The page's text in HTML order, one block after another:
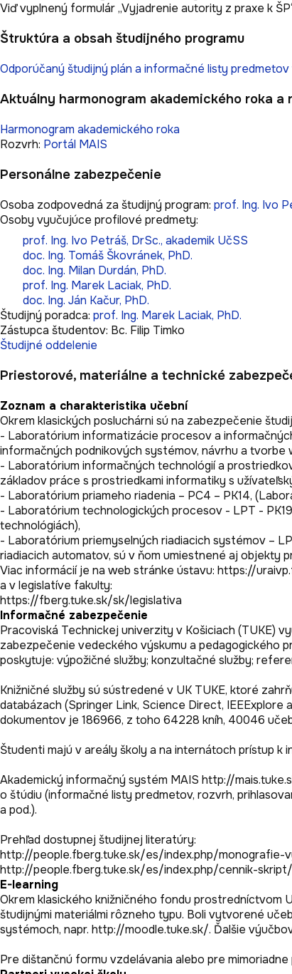
Viď vyplnený formulár „Vyjadrenie autority z praxe k
Štruktúra a obsah študijného programu
Odporúčaný študijný plán a informačné listy
Aktuálny harmonogram akademického roka a
Harmonogram akademického roka
Rozvrh: Portál MAIS
Personálne zabezpečenie
Osoba zodpovedná za študijný program: prof. Ing. Ivo
Osoby vyučujúce profilové predmety:
prof. Ing. Ivo Petráš, DrSc., akademik UčSS
doc. Ing. Tomáš Škovránek, PhD.
doc. Ing. Milan Durdán, PhD.
prof. Ing. Marek Laciak, PhD.
doc. Ing. Ján Kačur, PhD.
Študijný poradca: prof. Ing. Marek Laciak, PhD.
Zástupca študentov: Bc. Filip Timko
Študijné oddelenie
Priestorové, materiálne a technické
Zoznam a charakteristika učební
Okrem klasických posluchárni sú na zabezpečenie
- Laboratórium informatizácie procesov a
informačných podnikových systémov, návrhu a tvorbe
- Laboratórium informačných technológií a
základov práce s prostriedkami informatiky s
- Laboratórium priameho riadenia – PC4 – PK14,
- Laboratórium technologických procesov - LPT -
technológiách),
- Laboratórium priemyselných riadiacich systémov –
riadiacich automatov, sú v ňom umiestnené aj objekty
Viac informácií je na web stránke ústavu: https://
a v legislatíve fakulty:
https://fberg.tuke.sk/sk/legislativa
Informačné zabezpečenie
Pracoviská Technickej univerzity v Košiciach (TUKE)
zabezpečenie vedeckého výskumu a pedagogického
poskytuje: výpožičné služby; konzultačné služby;
Knižničné služby sú sústredené v UK TUKE, ktoré
databázach (Springer Link, Science Direct,
dokumentov je 186966, z toho 64228 kníh, 40046
Študenti majú v areály školy a na internátoch prístup k
Akademický informačný systém MAIS http://
o štúdiu (informačné listy predmetov, rozvrh,
a pod.).
Prehľad dostupnej študijnej literatúry:
http://people.fberg.tuke.sk/es/index.php/monografie-
http://people.fberg.tuke.sk/es/index.php/cennik-skript/
E-learning
Okrem klasického knižničného fondu prostredníctvom
študijnými materiálmi rôzneho typu. Boli vytvorené
systémoch, napr. http://moodle.tuke.sk/. Ďalšie
Pre dištančnú formu vzdelávania alebo pre